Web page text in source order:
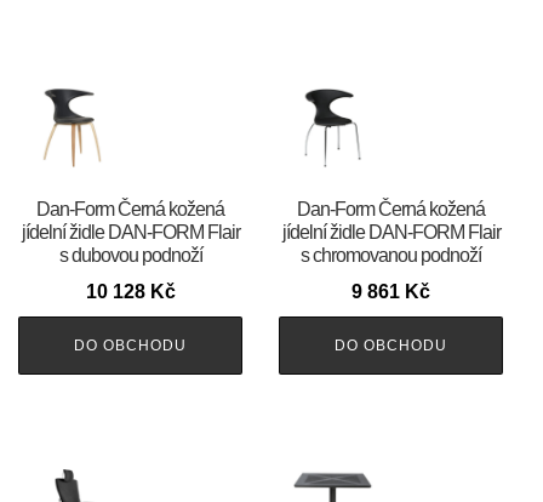
​​​​​Dan-Form Černá kožená
jídelní židle DAN-FORM Flair
s dubovou podnoží
10 128 Kč
DO OBCHODU
​​​​​Dan-Form Černá kožená
jídelní židle DAN-FORM Flair
s chromovanou podnoží
9 861 Kč
DO OBCHODU